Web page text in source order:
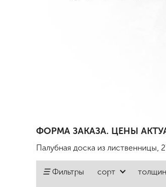
ФОРМА ЗАКАЗА. ЦЕНЫ
Палубная доска из лиственницы,
☰ Фильтры сорт